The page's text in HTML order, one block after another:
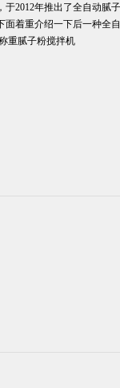
2012年推出了全自动腻
着重介绍一下后一种全自
重腻子粉搅拌机